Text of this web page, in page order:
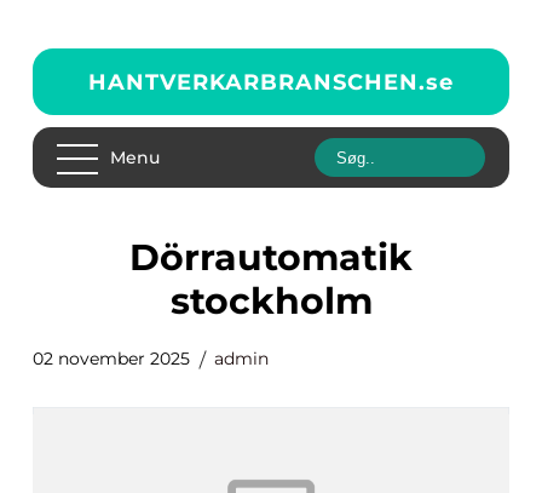
HANTVERKARBRANSCHEN.se
Menu
dörrautomatik
stockholm
02 november 2025 admin